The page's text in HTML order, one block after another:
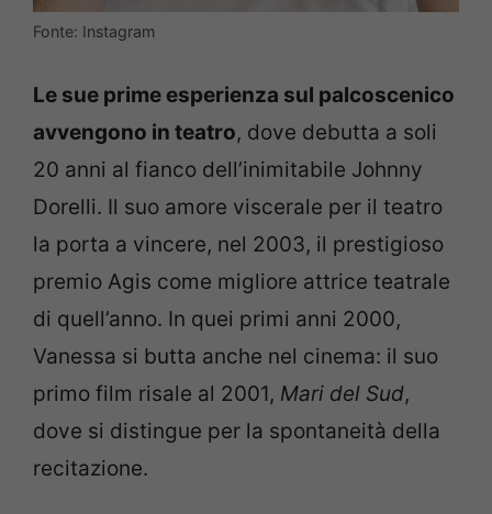
Fonte: Instagram
Le sue prime esperienza sul palcoscenico
avvengono in teatro, dove debutta a soli
20 anni al fianco dell’inimitabile Johnny
Dorelli. Il suo amore viscerale per il teatro
la porta a vincere, nel 2003, il prestigioso
premio Agis come migliore attrice teatrale
di quell’anno. In quei primi anni 2000,
Vanessa si butta anche nel cinema: il suo
primo film risale al 2001, Mari del Sud,
dove si distingue per la spontaneità della
recitazione.